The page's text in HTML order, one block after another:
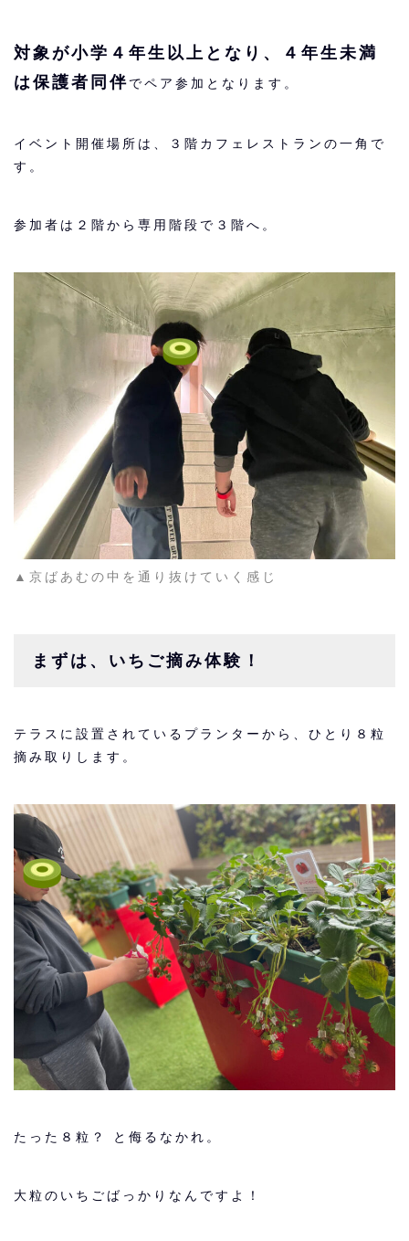
対象が小学４年生以上となり、４年生未満
は保護者同伴でペア参加となります。
イベント開催場所は、３階カフェレストランの一角で
す。
参加者は２階から専用階段で３階へ。
▲京ばあむの中を通り抜けていく感じ
まずは、いちご摘み体験！
テラスに設置されているプランターから、ひとり８粒
摘み取りします。
たった８粒？ と侮るなかれ。
大粒のいちごばっかりなんですよ！